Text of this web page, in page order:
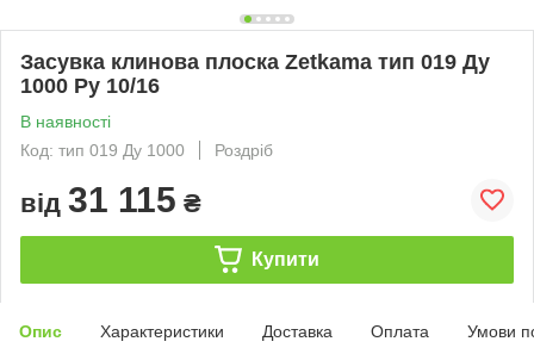
Засувка клинова плоска Zetkama тип 019 Ду
1000 Ру 10/16
В наявності
Код: тип 019 Ду 1000
Роздріб
від 31 115 ₴
Купити
Опис Характеристики Доставка Оплата Умови